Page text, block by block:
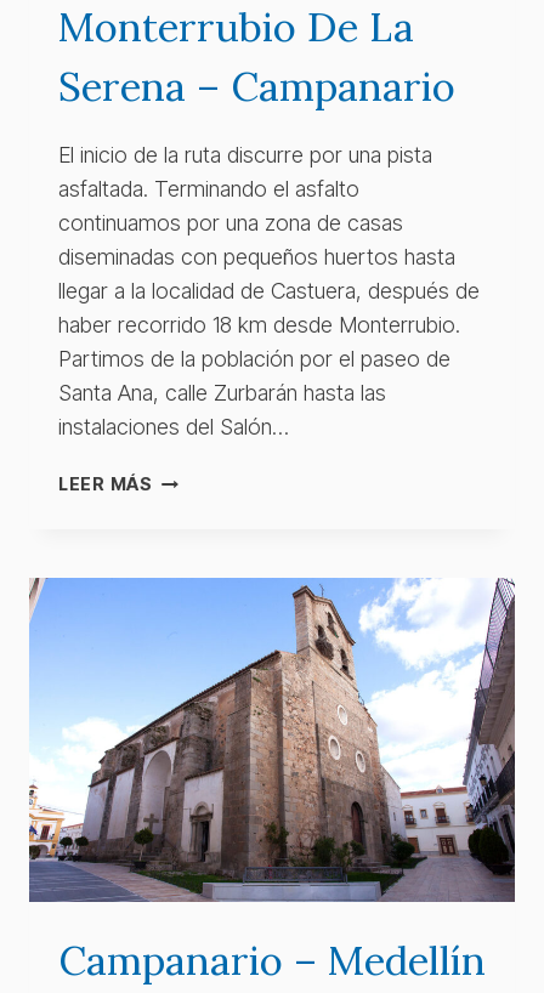
Monterrubio De La
Serena – Campanario
El inicio de la ruta discurre por una pista
asfaltada. Terminando el asfalto
continuamos por una zona de casas
diseminadas con pequeños huertos hasta
llegar a la localidad de Castuera, después de
haber recorrido 18 km desde Monterrubio.
Partimos de la población por el paseo de
Santa Ana, calle Zurbarán hasta las
instalaciones del Salón…
LEER MÁS MONTERRUBIO
Campanario – Medellín